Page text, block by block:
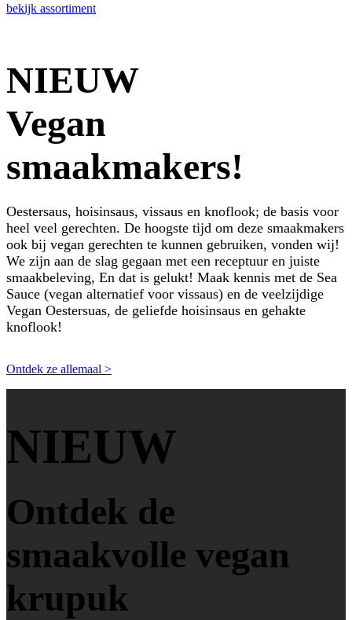
bekijk assortiment
NIEUW
Vegan
smaakmakers!
Oestersaus, hoisinsaus, vissaus en knoflook; de basis voor
heel veel gerechten. De hoogste tijd om deze smaakmakers
ook bij vegan gerechten te kunnen gebruiken, vonden wij!
We zijn aan de slag gegaan met een receptuur en juiste
smaakbeleving, En dat is gelukt! Maak kennis met de Sea
Sauce (vegan alternatief voor vissaus) en de veelzijdige
Vegan Oestersuas, de geliefde hoisinsaus en gehakte
knoflook!
Ontdek ze allemaal >
NIEUW
Ontdek de
smaakvolle vegan
krupuk